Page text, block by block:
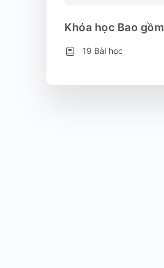
Khóa học Bao gồm
19 Bài học